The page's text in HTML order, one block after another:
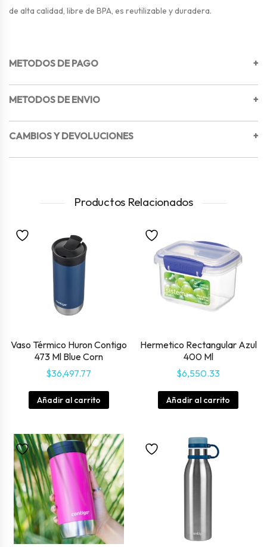
de alta calidad, libre de BPA, es reutilizable y duradera.
METODOS DE PAGO +
METODOS DE ENVIO +
CAMBIOS Y DEVOLUCIONES +
Productos Relacionados
Vaso Térmico Huron Contigo
473 Ml Blue Corn
$36,497.77
Añadir al carrito
Hermetico Rectangular Azul
400 Ml
$6,550.33
Añadir al carrito